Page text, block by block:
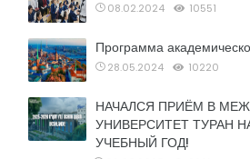
08.02.2024 10551
Программа
28.05.2024 10220
НАЧАЛСЯ ПРИЁМ В
УНИВЕРСИТЕТ ТУРАН
УЧЕБНЫЙ ГОД!